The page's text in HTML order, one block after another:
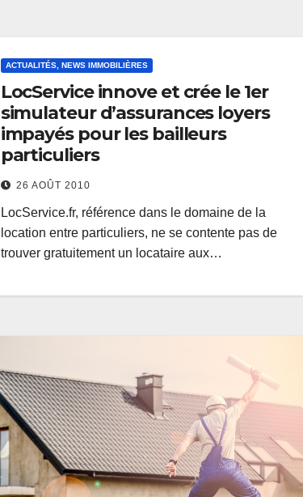
ACTUALITÉS, NEWS IMMOBILIÈRES
LocService innove et crée le 1er
simulateur d’assurances loyers
impayés pour les bailleurs
particuliers
26 AOÛT 2010
LocService.fr, référence dans le domaine de la
location entre particuliers, ne se contente pas de
trouver gratuitement un locataire aux…